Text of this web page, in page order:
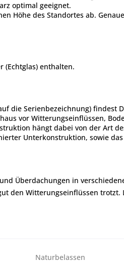
optimal geeignet.
Höhe des Standortes ab.
(Echtglas) enthalten.
die Serienbezeichnung) findest
vor Witterungseinflüssen,
hängt dabei von der Art
Unterkonstruktion, sowie
Überdachungen in
den Witterungseinflüssen trotzt.
Naturbelassen